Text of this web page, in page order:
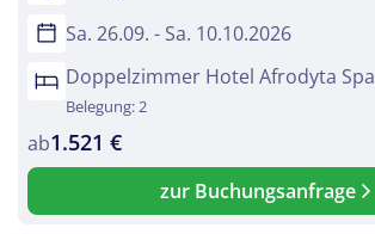
Sa. 26.09. - Sa. 10.10.2026
Doppelzimmer Hotel Afrodyta Spa
Belegung: 2
ab1.521 €
zur Buchungsanfrage